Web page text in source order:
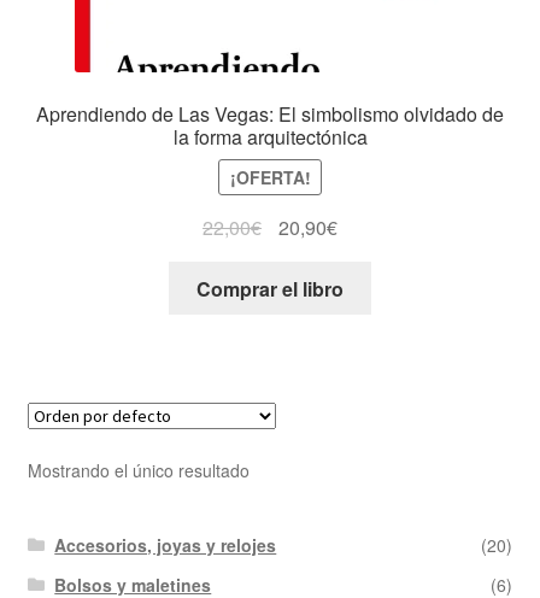
Aprendiendo de Las Vegas: El simbolismo olvidado de
la forma arquitectónica
¡OFERTA!
22,00€ 20,90€
Comprar el libro
Mostrando el único resultado
Accesorios, joyas y relojes
(20)
Bolsos y maletines
(6)